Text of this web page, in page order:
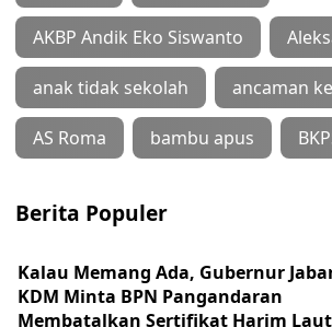
AKBP Andik Eko Siswanto
anak tidak sekolah ancaman
AS Roma bambu apus
Berita Populer
Kalau Memang Ada, Gubernur
KDM Minta BPN Pangandaran
Membatalkan Sertifikat Harim Laut